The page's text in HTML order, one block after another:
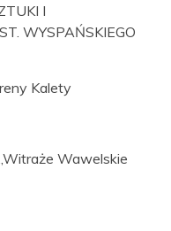
I
WYSPAŃSKIEGO
Kalety
Wawelskie